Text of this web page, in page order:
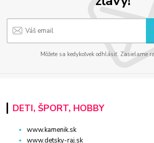
Môžete sa kedykoľvek odhlásiť. Zasielame
DETI, ŠPORT, HOBBY
www.kamenik.sk
www.detsky-raj.sk